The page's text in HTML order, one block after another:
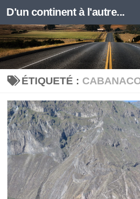
Skip to content
D'un continent à l'autre...
ÉTIQUETÉ :